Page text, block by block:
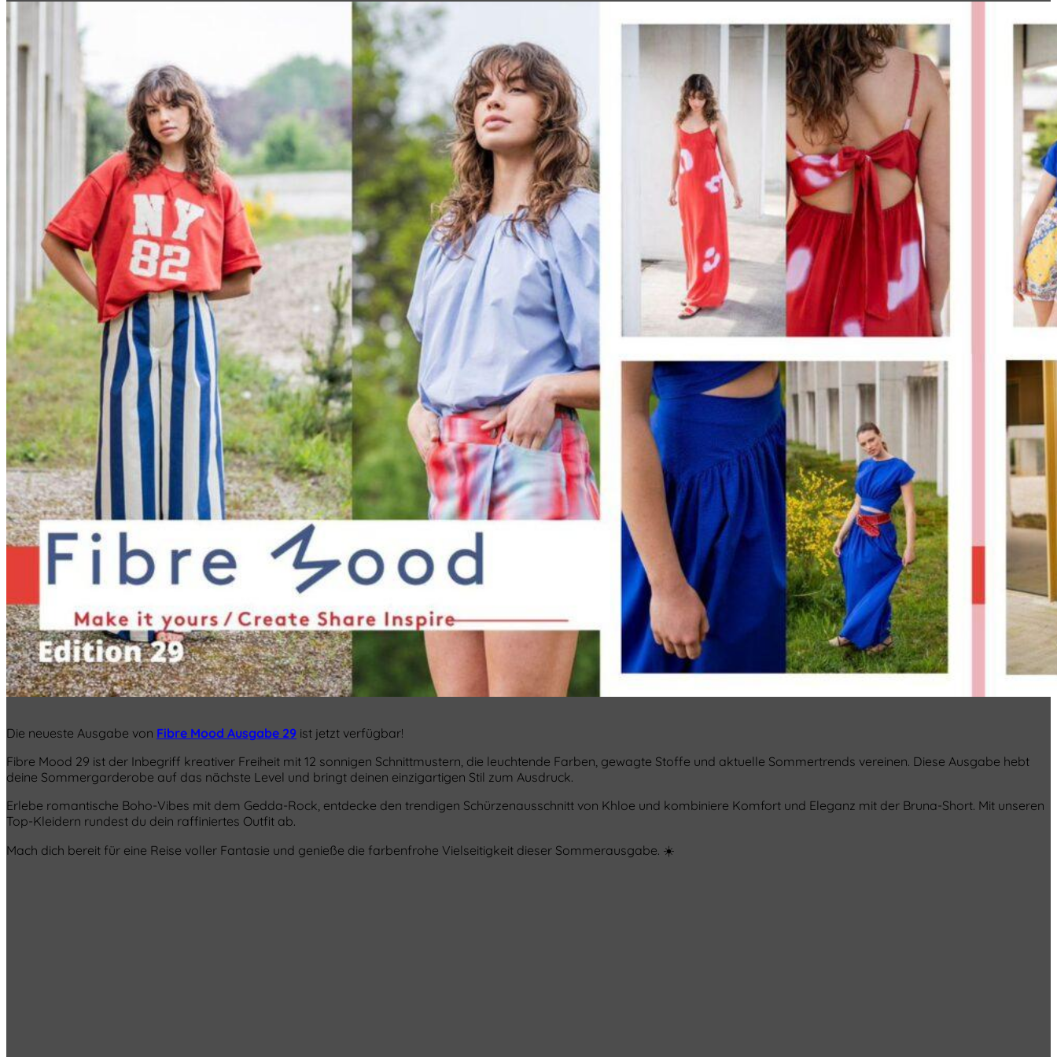
Die neueste Ausgabe von Fibre Mood Ausgabe 29 ist jetzt verfügbar!
Fibre Mood 29 ist der Inbegriff kreativer Freiheit mit 12 sonnigen Schnittmustern, die leuchtende Farben, gewagte Stoffe und aktuelle Sommertrends vereinen. Diese Ausgabe hebt
deine Sommergarderobe auf das nächste Level und bringt deinen einzigartigen Stil zum Ausdruck.
Erlebe romantische Boho-Vibes mit dem Gedda-Rock, entdecke den trendigen Schürzenausschnitt von Khloe und kombiniere Komfort und Eleganz mit der Bruna-Short. Mit unseren
Top-Kleidern rundest du dein raffiniertes Outfit ab.
Mach dich bereit für eine Reise voller Fantasie und genieße die farbenfrohe Vielseitigkeit dieser Sommerausgabe. ☀️